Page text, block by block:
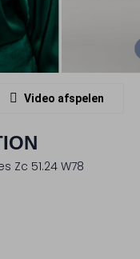
Video afspelen
Zc 51.24 W78